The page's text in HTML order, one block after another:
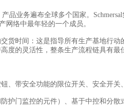
品业务遍布全球多个国家。
网络中最年轻的一个成员。
货时间：这是指导所有生产基地行
度的灵活性，整条生产流程链具有最
、带安全功能的限位开关、安全开关
护门监控的元件）、基于中控和分